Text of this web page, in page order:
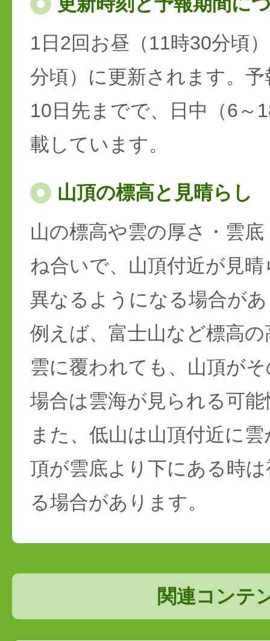
1日2回お昼（11時30分頃
分頃）に更新されます。
10日先までで、日中（6～
載しています。
山頂の標高と見晴らし
山の標高や雲の厚さ・雲
ね合いで、山頂付近が見
異なるようになる場合が
例えば、富士山など標高
雲に覆われても、山頂が
場合は雲海が見られる可
また、低山は山頂付近に
頂が雲底より下にある時
る場合があります。
関連コンテ